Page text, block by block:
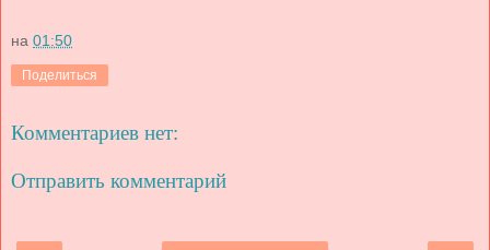
на 01:50
Поделиться
Комментариев нет:
Отправить комментарий